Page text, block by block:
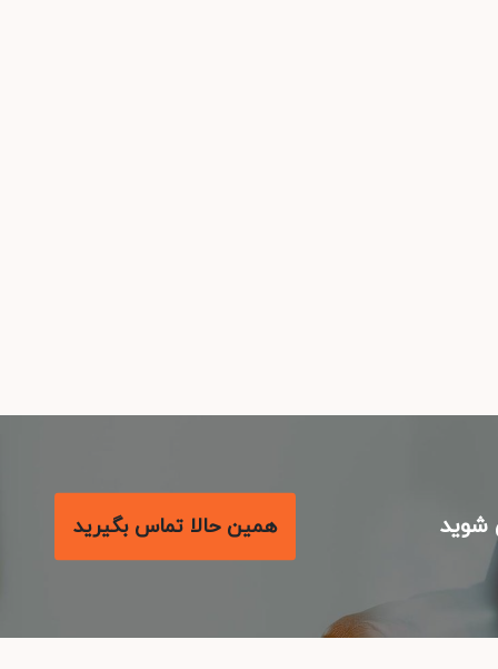
همین حالا تماس بگیرید